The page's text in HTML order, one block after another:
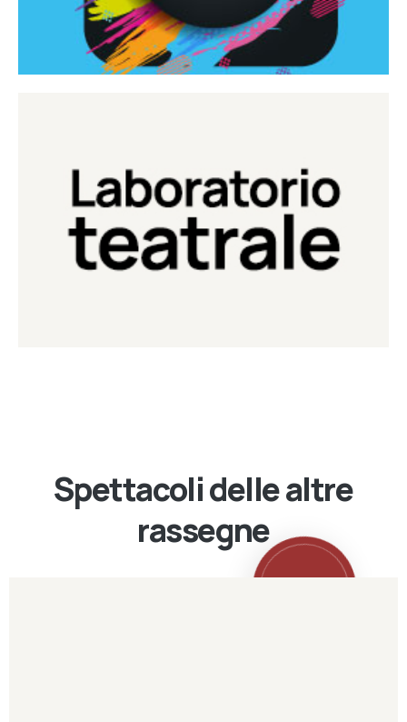
Laboratorio Teatrale
Laboratorio di teatro del Teatro Eduardo de Filippo
Continua
Spettacoli delle altre
rassegne